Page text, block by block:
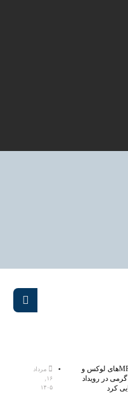
هواوی از MPVهای لوکس و
لپ‌تاپ ۷۹۸ گرمی در رویداد
مرداد
۱۶,
۱۴۰۵